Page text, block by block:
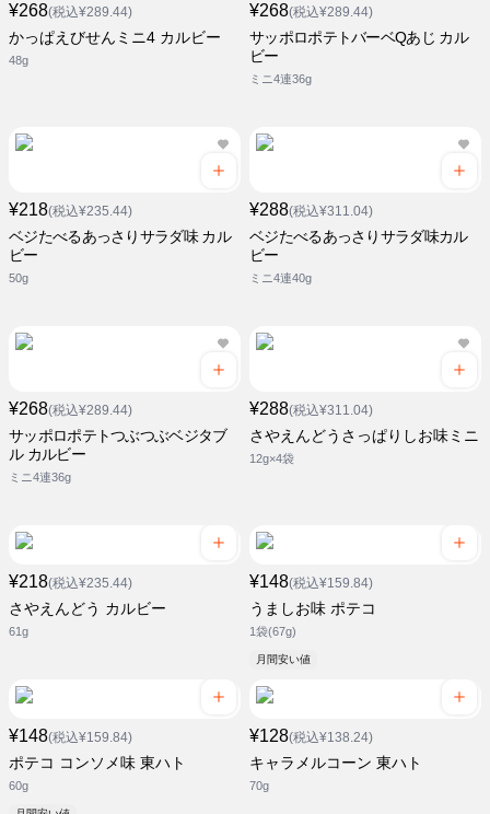
¥268(税込¥289.44)
かっぱえびせんミニ4 カルビー
48g
¥268(税込¥289.44)
サッポロポテトバーベQあじ カル
ビー
ミニ4連36g
¥218(税込¥235.44)
ベジたべるあっさりサラダ味 カル
ビー
50g
¥288(税込¥311.04)
ベジたべるあっさりサラダ味カル
ビー
ミニ4連40g
¥268(税込¥289.44)
サッポロポテトつぶつぶベジタブ
ル カルビー
ミニ4連36g
¥288(税込¥311.04)
さやえんどうさっぱりしお味ミニ
12g×4袋
¥218(税込¥235.44)
さやえんどう カルビー
61g
¥148(税込¥159.84)
うましお味 ポテコ
1袋(67g)
月間安い値
¥148(税込¥159.84)
ポテコ コンソメ味 東ハト
60g
¥128(税込¥138.24)
キャラメルコーン 東ハト
70g